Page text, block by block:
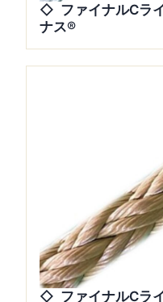
ファイナルCラ
ナス®
ファイナルCラ